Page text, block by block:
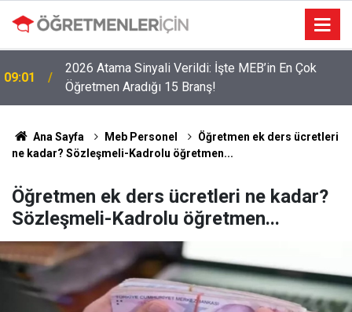
09:01
2026 Atama Sinyali Verildi: İşte MEB’in En Çok
Öğretmen Aradığı 15 Branş!
Ana Sayfa Meb Personel
Öğretmen ek ders ücretleri
ne kadar? Sözleşmeli-Kadrolu öğretmen...
Öğretmen ek ders ücretleri ne kadar?
Sözleşmeli-Kadrolu öğretmen...